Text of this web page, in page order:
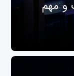
و مهم